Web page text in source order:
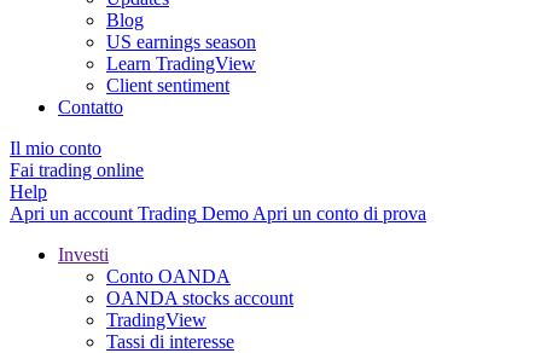
Blog
US earnings season
Learn TradingView
Client sentiment
Contatto
Il mio conto
Fai trading online
Help
Apri un account Trading Demo Apri un conto di prova
Investi
Conto OANDA
OANDA stocks account
TradingView
Tassi di interesse